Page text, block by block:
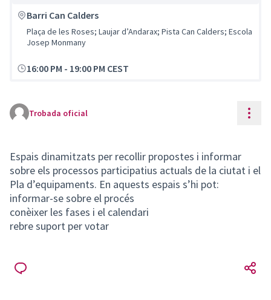
Barri Can Calders
Plaça de les Roses; Laujar d’Andarax; Pista Can Calders; Escola
Josep Monmany
16:00 PM - 19:00 PM CEST
Trobada oficial
Espais dinamitzats per recollir propostes i informar
sobre els processos participatius actuals de la ciutat i el
Pla d’equipaments. En aquests espais s’hi pot:
informar-se sobre el procés
conèixer les fases i el calendari
rebre suport per votar